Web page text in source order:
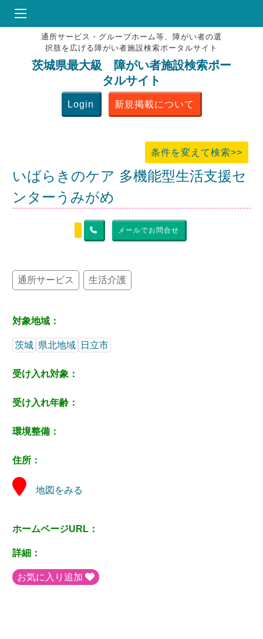
HOME
♥お気にりブックマーク
掲載会員MENU
よくある質問
通所サービス・グループホーム等、障がい者の選
択肢を広げる障がい者施設検索ポータルサイト
茨城県最大級 障がい者施設検索ポー
タルサイト
Login 新規掲載について
条件を変えて検索>>
いばらきのケア 多機能型生活支援セ
ンターうみがめ
メールでお問合せ
通所サービス 生活介護
対象地域：
茨城 県北地域 日立市
受け入れ対象：
受け入れ年齢：
環境整備：
住所：
地図をみる
ホームページURL：
詳細：
お気に入り追加